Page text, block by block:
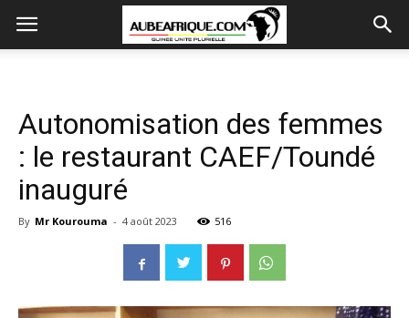
Autonomisation des femmes
: le restaurant CAEF/Toundé
inauguré
By Mr Kourouma - 4 août 2023 516